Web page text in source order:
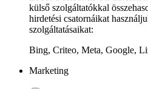
külső szolgáltatókkal
hirdetési csatornáikat
szolgáltatásaikat:
Bing, Criteo, Meta, Google,
Marketing